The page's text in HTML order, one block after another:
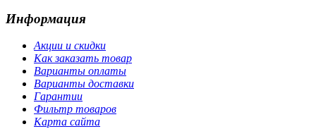
Информация
Акции и скидки
Как заказать товар
Варианты оплаты
Варианты доставки
Гарантии
Фильтр товаров
Карта сайта